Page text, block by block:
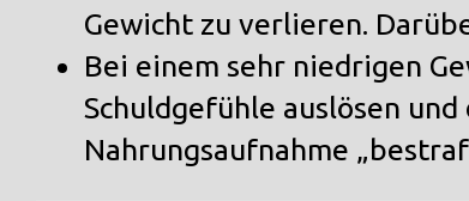
Gewicht zu verlieren.
Bei einem sehr niedrigen
Schuldgefühle auslösen
Nahrungsaufnahme